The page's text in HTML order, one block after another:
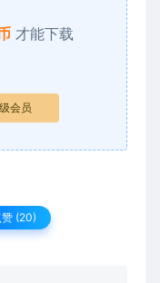
才能下载
会员
赞 (20)